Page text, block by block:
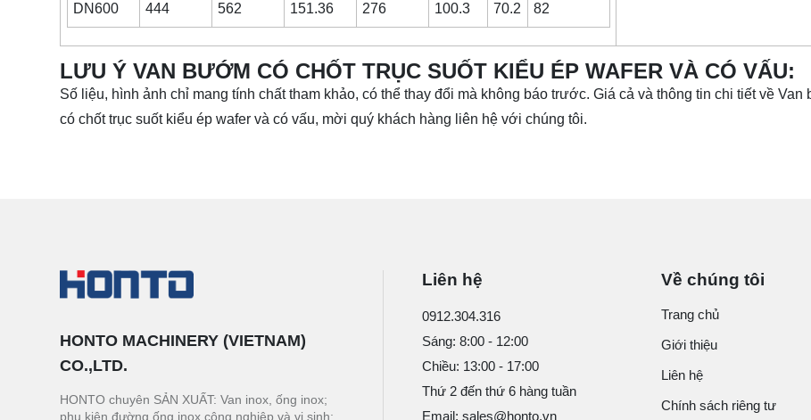
DN600 444 562 151.36 276 100.3 70.2 82
LƯU Ý VAN BƯỚM CÓ CHỐT TRỤC SUỐT KIỂU ÉP WAFER VÀ CÓ VẤU:
Số liệu, hình ảnh chỉ mang tính chất tham khảo, có thể thay đổi mà không báo trước. Giá cả và thông tin chi tiết về Van
có chốt trục suốt kiểu ép wafer và có vấu, mời quý khách hàng liên hệ với chúng tôi.
HONTO MACHINERY (VIETNAM)
CO.,LTD.
HONTO chuyên SẢN XUẤT: Van inox, ống inox;
phụ kiện đường ống inox công nghiệp và vi sinh;
Liên hệ
0912.304.316
Sáng: 8:00 - 12:00
Chiều: 13:00 - 17:00
Thứ 2 đến thứ 6 hàng tuần
Email: sales@honto.vn
Về chúng tôi
Trang chủ
Giới thiệu
Liên hệ
Chính sách riêng tư